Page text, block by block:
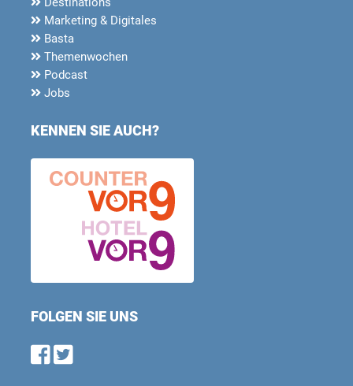
Marketing & Digitales
Basta
Themenwochen
Podcast
Jobs
KENNEN SIE AUCH?
FOLGEN SIE UNS
Find us on Facebook
Follow us on Twitter